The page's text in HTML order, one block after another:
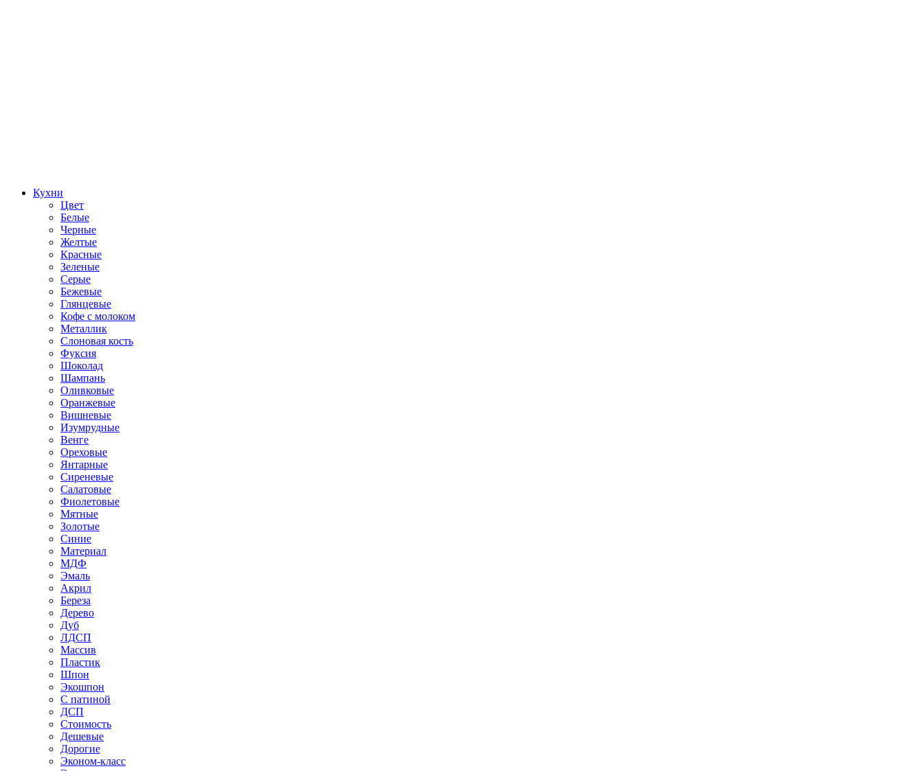
Кухни
Цвет
Белые
Черные
Желтые
Красные
Зеленые
Серые
Бежевые
Глянцевые
Кофе с молоком
Металлик
Слоновая кость
Фуксия
Шоколад
Шампань
Оливковые
Оранжевые
Вишневые
Изумрудные
Венге
Ореховые
Янтарные
Сиреневые
Салатовые
Фиолетовые
Мятные
Золотые
Синие
Материал
МДФ
Эмаль
Акрил
Береза
Дерево
Дуб
ЛДСП
Массив
Пластик
Шпон
Экошпон
С патиной
ДСП
Стоимость
Дешевые
Дорогие
Эконом-класс